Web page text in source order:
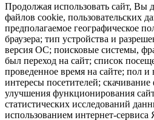
Продолжая использовать сайт, Вы
файлов cookie, пользовательских
предполагаемое географическое
браузера; тип устройства и
версия ОС; поисковые системы,
был переход на сайт; список
проведенное время на сайте; пол и
интересы посетителей;
улучшения функционирования
статистических исследований
использованием интернет-